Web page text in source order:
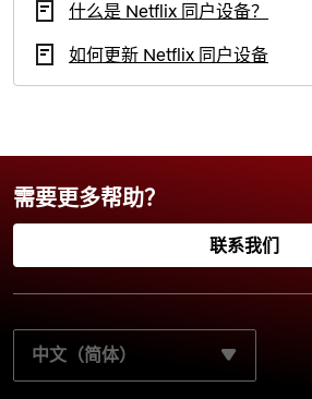
什么是 Netflix 同户设备？
如何更新 Netflix 同户设备
需要更多帮助？
联系我们
选择您的首选语言：